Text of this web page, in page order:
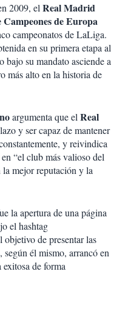
2009, elReal Madrid
Campeones de Europa
campeonatos de LaLiga.
en su primera etapa al
bajo su mandato asciende a
más alto en la historia de
argumenta que elReal
y ser capaz de mantener
y reivindica
“el club más valioso del
la mejor reputación y la
la apertura de una página
el hashtag
objetivo de presentar las
según él mismo, arrancó en
de forma